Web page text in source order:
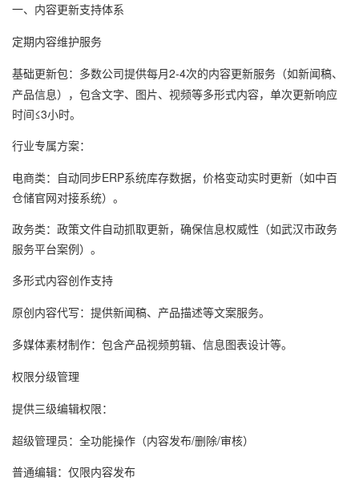
一、 内容更新支持体系
定期内容维护服务
基础更新包：多数公司提供每月2-4次的内容更新服务（如新闻稿、
产品信息），包含文字、图片、视频等多形式内容，单次更新响应
时间≤3小时。
行业专属方案：
电商类：自动同步ERP系统库存数据，价格变动实时更新（如中百
仓储官网对接系统）。
政务类：政策文件自动抓取更新，确保信息权威性（如武汉市政务
服务平台案例）。
多形式内容创作支持
原创内容代写：提供新闻稿、产品描述等文案服务。
多媒体素材制作：包含产品视频剪辑、信息图表设计等。
权限分级管理
提供三级编辑权限：
超级管理员：全功能操作（内容发布/删除/审核）
普通编辑：仅限内容发布